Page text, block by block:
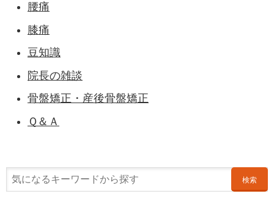
腰痛
膝痛
豆知識
院長の雑談
骨盤矯正・産後骨盤矯正
Ｑ＆Ａ
検索